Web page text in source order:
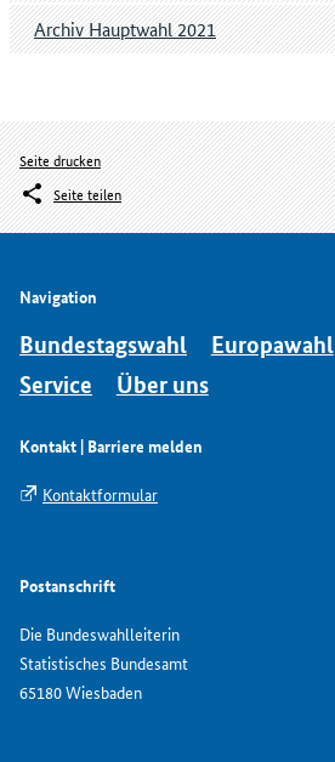
Archiv Hauptwahl 2021
Seite drucken
Seite teilen
Navigation
Bundestagswahl Europawahl
Service
Über uns
Kontakt | Barriere melden
Kontaktformular
Postanschrift
Die Bundeswahlleiterin
Statistisches Bundesamt
65180 Wiesbaden